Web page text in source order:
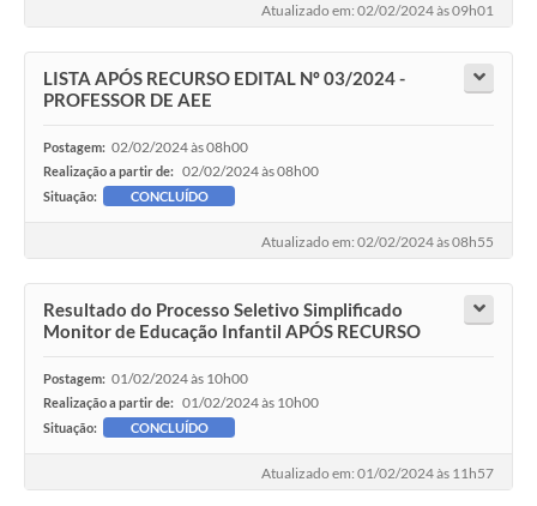
Atualizado em: 02/02/2024 às 09h01
LISTA APÓS RECURSO EDITAL Nº 03/2024 -
PROFESSOR DE AEE
Postagem: 02/02/2024 às 08h00
Realização a partir de: 02/02/2024 às 08h00
Situação: CONCLUÍDO
Atualizado em: 02/02/2024 às 08h55
Resultado do Processo Seletivo Simplificado
Monitor de Educação Infantil APÓS RECURSO
Postagem: 01/02/2024 às 10h00
Realização a partir de: 01/02/2024 às 10h00
Situação: CONCLUÍDO
Atualizado em: 01/02/2024 às 11h57